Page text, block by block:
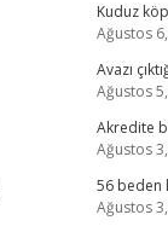
Kuduz
Ağustos
Avazı
Ağustos
Akredite
Ağustos
56 beden
Ağustos